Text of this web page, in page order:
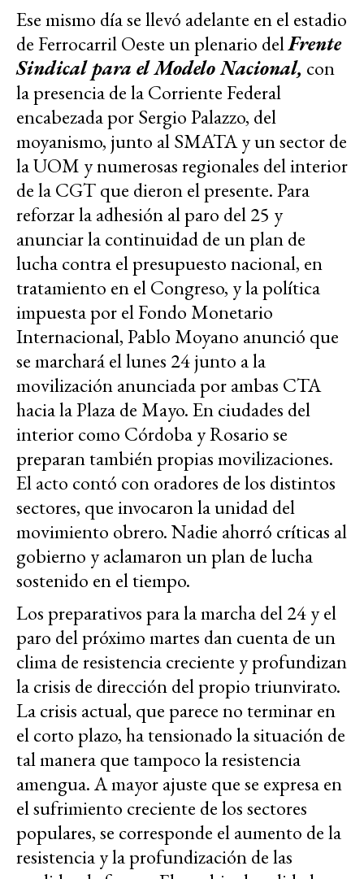
Ese mismo día se llevó adelante en el estadio
de Ferrocarril Oeste un plenario delFrente
Sindical para el Modelo Nacional, con
la presencia de la Corriente Federal
encabezada por Sergio Palazzo, del
moyanismo, junto al SMATA y un sector de
la UOM y numerosas regionales del interior
de la CGT que dieron el presente. Para
reforzar la adhesión al paro del 25 y
anunciar la continuidad de un plan de
lucha contra el presupuesto nacional, en
tratamiento en el Congreso, y la política
impuesta por el Fondo Monetario
Internacional, Pablo Moyano anunció que
se marchará el lunes 24 junto a la
movilización anunciada por ambas CTA
hacia la Plaza de Mayo. En ciudades del
interior como Córdoba y Rosario se
preparan también propias movilizaciones.
El acto contó con oradores de los distintos
sectores, que invocaron la unidad del
movimiento obrero. Nadie ahorró críticas al
gobierno y aclamaron un plan de lucha
sostenido en el tiempo.
Los preparativos para la marcha del 24 y el
paro del próximo martes dan cuenta de un
clima de resistencia creciente y profundizan
la crisis de dirección del propio triunvirato.
La crisis actual, que parece no terminar en
el corto plazo, ha tensionado la situación de
tal manera que tampoco la resistencia
amengua. A mayor ajuste que se expresa en
el sufrimiento creciente de los sectores
populares, se corresponde el aumento de la
resistencia y la profundización de las